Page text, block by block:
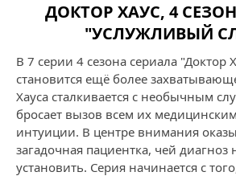
ДОКТОР ХАУС, 4
"УСЛУЖЛИВЫЙ
В 7 серии 4 сезона сериала "Доктор
становится ещё более
Хауса сталкивается с необычным
бросает вызов всем их
интуиции. В центре внимания
загадочная пациентка, чей диагноз
установить. Серия начинается с